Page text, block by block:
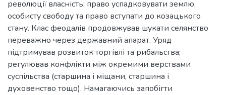
революції власність: право успадковувати землю,
особисту свободу та право вступати до козацького
стану. Клас феодалів продовжував шукати селянство
переважно через державний апарат. Уряд
підтримував розвиток торгівлі та рибальства;
регулював конфлікти між окремими верствами
суспільства (старшина і міщани, старшина і
духовенство тощо). Намагаючись запобігти